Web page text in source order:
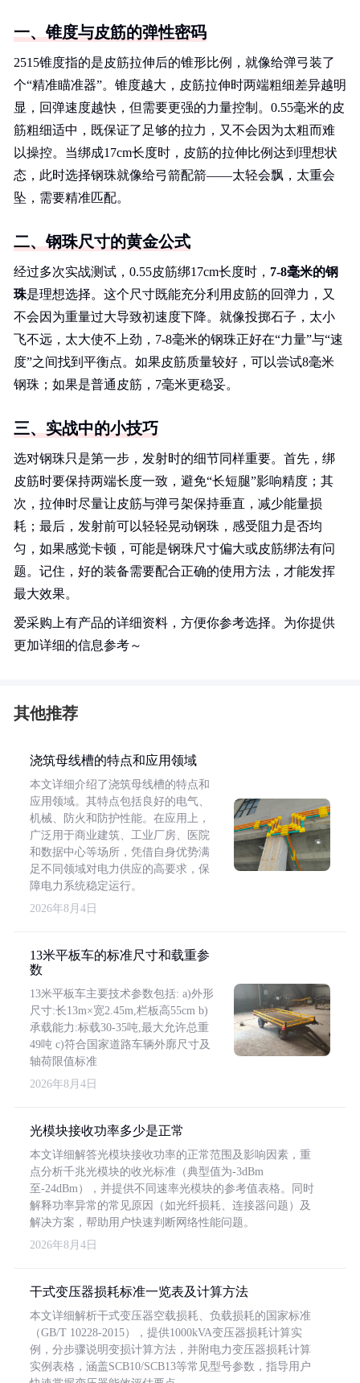
一、锥度与皮筋的弹性密码
2515锥度指的是皮筋拉伸后的锥形比例，就像给弹弓装了
个“精准瞄准器”。锥度越大，皮筋拉伸时两端粗细差异越明
显，回弹速度越快，但需要更强的力量控制。0.55毫米的皮
筋粗细适中，既保证了足够的拉力，又不会因为太粗而难
以操控。当绑成17cm长度时，皮筋的拉伸比例达到理想状
态，此时选择钢珠就像给弓箭配箭——太轻会飘，太重会
坠，需要精准匹配。
二、钢珠尺寸的黄金公式
经过多次实战测试，0.55皮筋绑17cm长度时， 7-8毫米的钢
珠是理想选择。这个尺寸既能充分利用皮筋的回弹力，又
不会因为重量过大导致初速度下降。就像投掷石子，太小
飞不远，太大使不上劲，7-8毫米的钢珠正好在“力量”与“速
度”之间找到平衡点。如果皮筋质量较好，可以尝试8毫米
钢珠；如果是普通皮筋，7毫米更稳妥。
三、实战中的小技巧
选对钢珠只是第一步，发射时的细节同样重要。首先，绑
皮筋时要保持两端长度一致，避免“长短腿”影响精度；其
次，拉伸时尽量让皮筋与弹弓架保持垂直，减少能量损
耗；最后，发射前可以轻轻晃动钢珠，感受阻力是否均
匀，如果感觉卡顿，可能是钢珠尺寸偏大或皮筋绑法有问
题。记住，好的装备需要配合正确的使用方法，才能发挥
最大效果。
爱采购上有产品的详细资料，方便你参考选择。为你提供
更加详细的信息参考～
其他推荐
浇筑母线槽的特点和应用领域
本文详细介绍了浇筑母线槽的特点和
应用领域。其特点包括良好的电气、
机械、防火和防护性能。在应用上，
广泛用于商业建筑、工业厂房、医院
和数据中心等场所，凭借自身优势满
足不同领域对电力供应的高要求，保
障电力系统稳定运行。
2026年8月4日
13米平板车的标准尺寸和载重参
数
13米平板车主要技术参数包括: a)外形
尺寸:长13m×宽2.45m,栏板高55cm b)
承载能力:标载30-35吨,最大允许总重
49吨 c)符合国家道路车辆外廓尺寸及
轴荷限值标准
2026年8月4日
光模块接收功率多少是正常
本文详细解答光模块接收功率的正常范围及影响因素，重
点分析千兆光模块的收光标准（典型值为-3dBm
至-24dBm），并提供不同速率光模块的参考值表格。同时
解释功率异常的常见原因（如光纤损耗、连接器问题）及
解决方案，帮助用户快速判断网络性能问题。
2026年8月4日
干式变压器损耗标准一览表及计算方法
本文详细解析干式变压器空载损耗、负载损耗的国家标准
（GB/T 10228-2015），提供1000kVA变压器损耗计算实
例，分步骤说明变损计算方法，并附电力变压器损耗计算
实例表格，涵盖SCB10/SCB13等常见型号参数，指导用户